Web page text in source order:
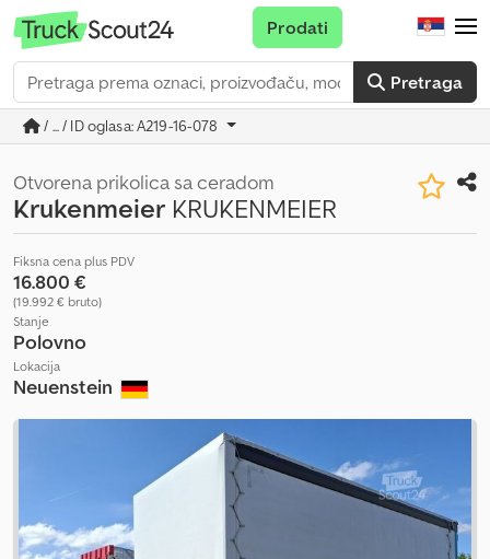
Pretraga
Prodati
/ ... / ID oglasa: A219-16-078
Otvorena prikolica sa ceradom
Krukenmeier KRUKENMEIER
Fiksna cena plus PDV
16.800 €
(19.992 € bruto)
Stanje
Polovno
Lokacija
Neuenstein